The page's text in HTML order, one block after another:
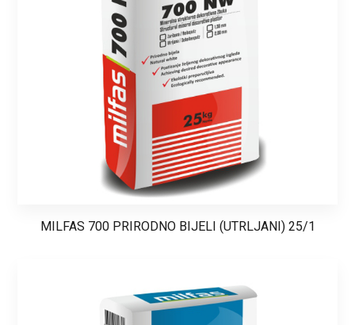
MILFAS 700 PRIRODNO BIJELI (UTRLJANI) 25/1